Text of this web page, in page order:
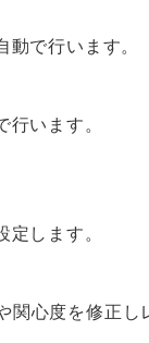
で行います。
います。
します。
心度を修正し